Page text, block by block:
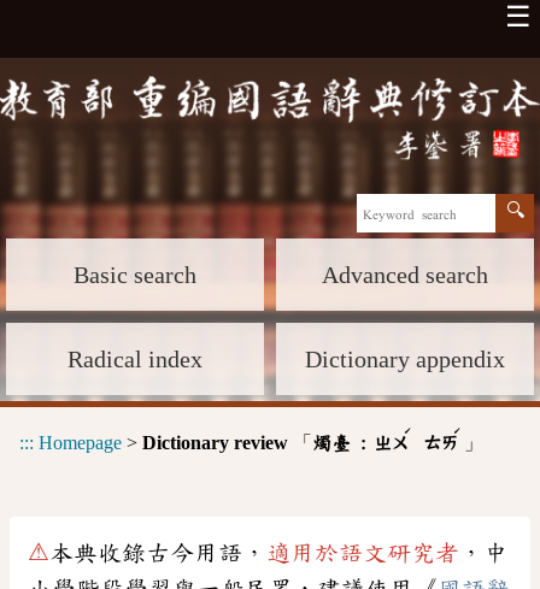
☰
Basic search Advanced search
Radical index Dictionary appendix
::: Homepage > Dictionary review 「 燭臺 : ㄓㄨ
ˊ
ㄊㄞ
ˊ
」
⚠本典收錄古今用語， 適用於語文研究者 ，中